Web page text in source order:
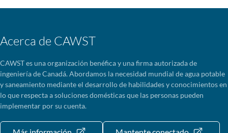
Acerca de CAWST
CAWST es una organización benéfica y una firma autorizada de
ingeniería de Canadá. Abordamos la necesidad mundial de agua potable
y saneamiento mediante el desarrollo de habilidades y conocimientos en
lo que respecta a soluciones domésticas que las personas pueden
implementar por su cuenta.